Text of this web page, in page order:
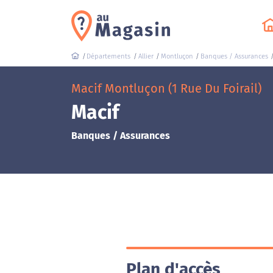
Départements Allier Montluçon Banques / Assurances
Macif Montluçon (1 Rue Du Foirail)
Macif
Banques / Assurances